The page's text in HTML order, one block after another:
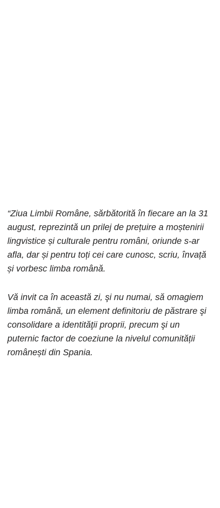
“Ziua Limbii Române, sărbătorită în fiecare an la 31
august, reprezintă un prilej de prețuire a moștenirii
lingvistice și culturale pentru români, oriunde s-ar
afla, dar și pentru toți cei care cunosc, scriu, învață
și vorbesc limba română.
Vă invit ca în această zi, şi nu numai, să omagiem
limba română, un element definitoriu de păstrare şi
consolidare a identităţii proprii, precum şi un
puternic factor de coeziune la nivelul comunității
românești din Spania.